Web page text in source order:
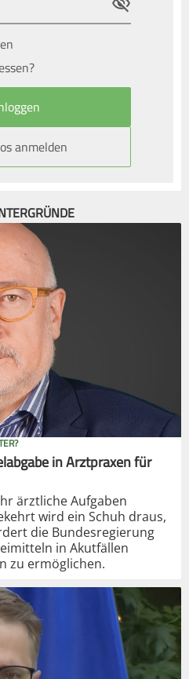
anmelden
in Arztpraxen für
ärztliche Aufgaben
wird ein Schuh draus,
die Bundesregierung
in Akutfällen
zu ermöglichen.